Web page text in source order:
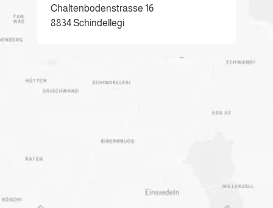
Chaltenbodenstrasse 16
8834 Schindellegi